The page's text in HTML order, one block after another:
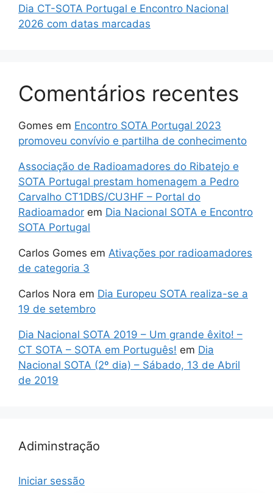
Dia CT-SOTA Portugal e Encontro Nacional
2026 com datas marcadas
Comentários recentes
Gomes em Encontro SOTA Portugal 2023
promoveu convívio e partilha de conhecimento
Associação de Radioamadores do Ribatejo e
SOTA Portugal prestam homenagem a Pedro
Carvalho CT1DBS/CU3HF – Portal do
Radioamador em Dia Nacional SOTA e Encontro
SOTA Portugal
Carlos Gomes em Ativações por radioamadores
de categoria 3
Carlos Nora em Dia Europeu SOTA realiza-se a
19 de setembro
Dia Nacional SOTA 2019 – Um grande êxito! –
CT SOTA – SOTA em Português! em Dia
Nacional SOTA (2º dia) – Sábado, 13 de Abril
de 2019
Adiminstração
Iniciar sessão